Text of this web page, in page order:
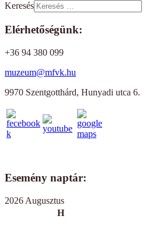
Keresés
Elérhetőségünk:
+36 94 380 099
muzeum@mfvk.hu
9970 Szentgotthárd, Hunyadi utca 6.
Esemény naptár:
2026 Augusztus
H